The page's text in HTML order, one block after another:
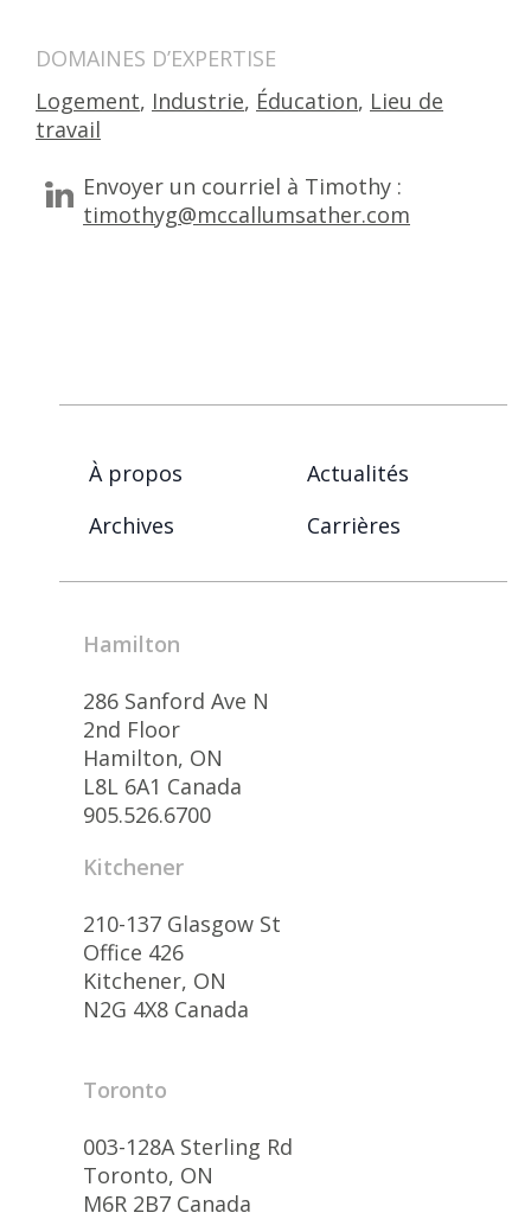
DOMAINES D’EXPERTISE
Logement, Industrie, Éducation, Lieu de
travail
Envoyer un courriel à Timothy :
timothyg@mccallumsather.com
À propos
Actualités
Archives
Carrières
Hamilton
286 Sanford Ave N
2nd Floor
Hamilton, ON
L8L 6A1 Canada
905.526.6700
Kitchener
210-137 Glasgow St
Office 426
Kitchener, ON
N2G 4X8 Canada
Toronto
003-128A Sterling Rd
Toronto, ON
M6R 2B7 Canada